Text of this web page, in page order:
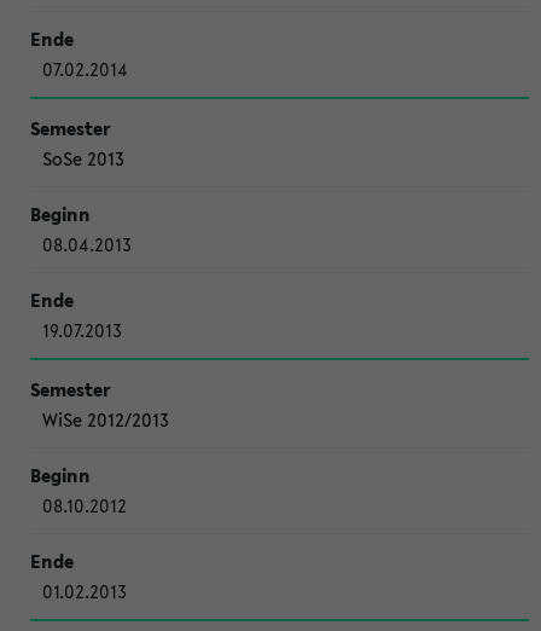
07.02.2014
SoSe 2013
08.04.2013
19.07.2013
WiSe 2012/2013
08.10.2012
01.02.2013